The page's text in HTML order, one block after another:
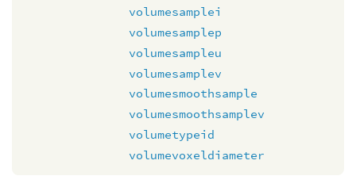
volumesamplei
volumesamplep
volumesampleu
volumesamplev
volumesmoothsample
volumesmoothsamplev
volumetypeid
volumevoxeldiameter